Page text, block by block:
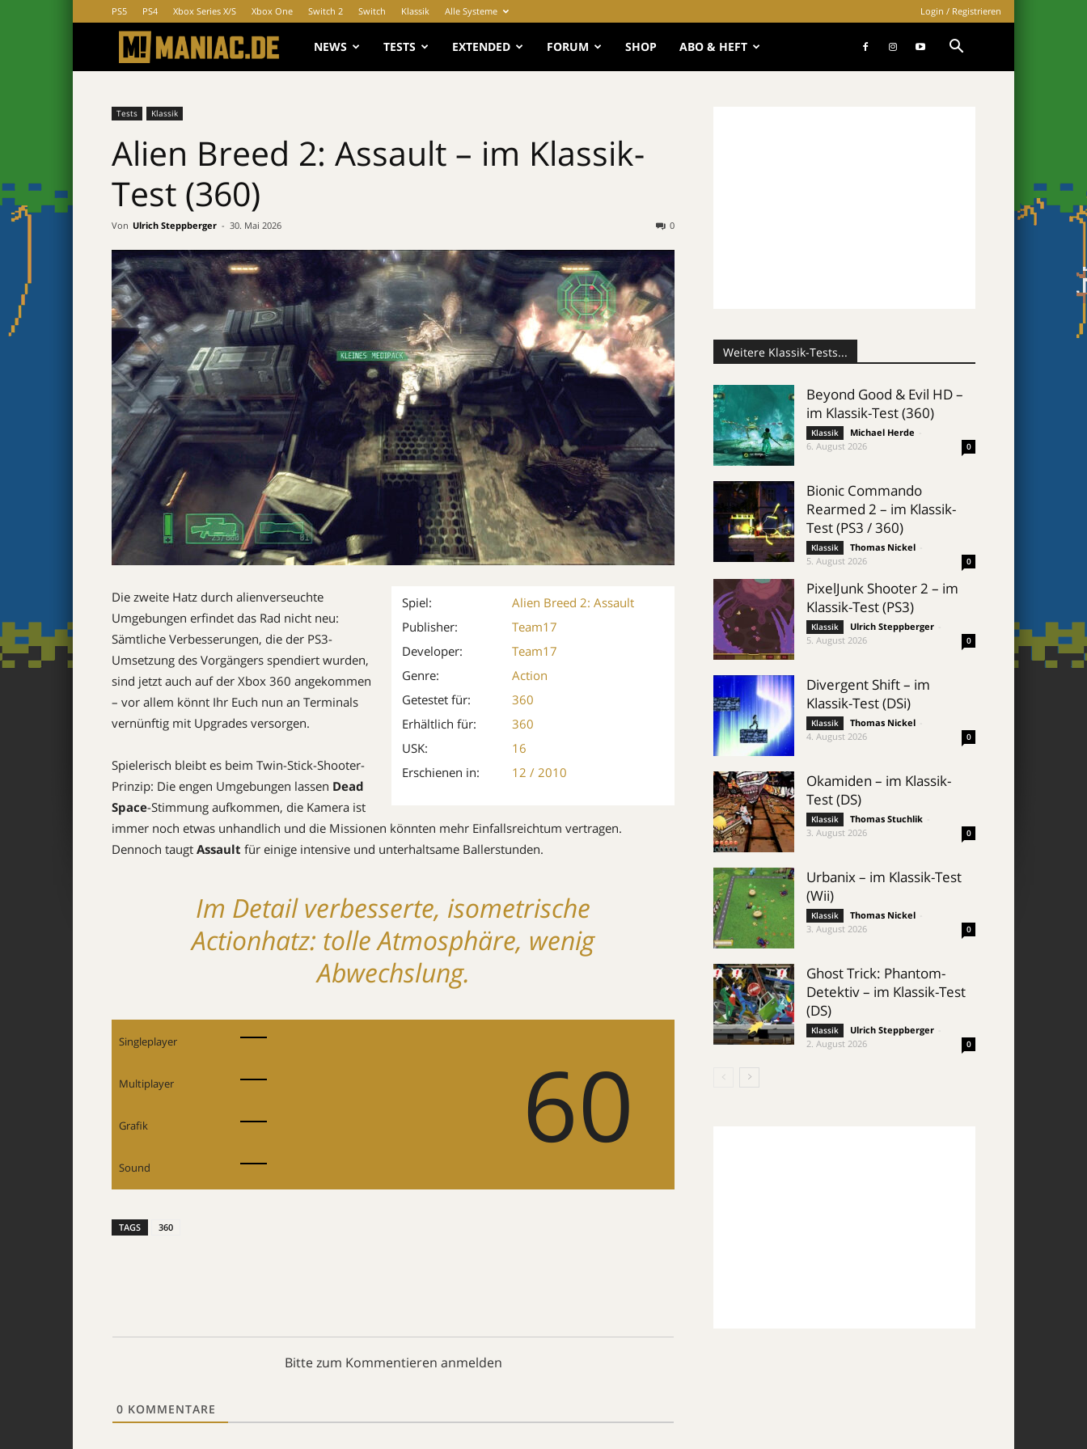
PS5 PS4 Xbox Series X/S Xbox One Switch 2 Switch Klassik Alle Systeme Login / Registrieren
MANIAC.de
NEWS TESTS EXTENDED FORUM SHOP ABO & HEFT
Tests Klassik
Alien Breed 2: Assault – im Klassik-
Test (360)
Von Ulrich Steppberger - 30. Mai 2026 0
Spiel:
Alien Breed 2: Assault
Publisher:
Team17
Developer:
Team17
Genre:
Action
Getestet für:
360
Erhältlich für:
360
USK:
16
Erschienen in:
12 / 2010
Die zweite Hatz durch alienverseuchte
Umgebungen erfindet das Rad nicht neu:
Sämtliche Verbesserungen, die der PS3-
Umsetzung des Vorgängers spendiert wurden,
sind jetzt auch auf der Xbox 360 angekommen
– vor allem könnt Ihr Euch nun an Terminals
vernünftig mit Upgrades versorgen.
Spielerisch bleibt es beim Twin-Stick-Shooter-
Prinzip: Die engen Umgebungen lassen Dead
Space-Stimmung aufkommen, die Kamera ist
immer noch etwas unhandlich und die Missionen könnten mehr Einfallsreichtum vertragen.
Dennoch taugt Assault für einige intensive und unterhaltsame Ballerstunden.
Im Detail verbesserte, isometrische
Actionhatz: tolle Atmosphäre, wenig
Abwechslung.
Singleplayer 60
Multiplayer
Grafik
Sound
TAGS 360
Bitte zum Kommentieren anmelden
0 KOMMENTARE
Weitere Klassik-Tests...
Beyond Good & Evil HD –
im Klassik-Test (360)
Klassik Michael Herde
6. August 2026
0
Bionic Commando
Rearmed 2 – im Klassik-
Test (PS3 / 360)
Klassik Thomas Nickel
5. August 2026
0
PixelJunk Shooter 2 – im
Klassik-Test (PS3)
Klassik Ulrich Steppberger
5. August 2026
0
Divergent Shift – im
Klassik-Test (DSi)
Klassik Thomas Nickel
4. August 2026
0
Okamiden – im Klassik-
Test (DS)
Klassik Thomas Stuchlik
3. August 2026
0
Urbanix – im Klassik-Test
(Wii)
Klassik Thomas Nickel
3. August 2026
0
Ghost Trick: Phantom-
Detektiv – im Klassik-Test
(DS)
Klassik Ulrich Steppberger
2. August 2026
0